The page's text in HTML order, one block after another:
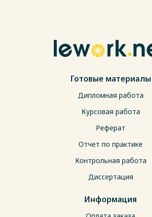
Готовые материалы
Дипломная работа
Курсовая работа
Реферат
Отчет по практике
Контрольная работа
Диссертация
Информация